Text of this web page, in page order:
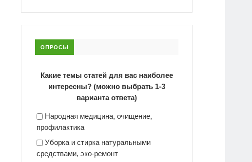
ОПРОСЫ
Какие темы статей для вас наиболее
интересны? (можно выбрать 1-3
варианта ответа)
Народная медицина, очищение,
профилактика
Уборка и стирка натуральными
средствами, эко-ремонт